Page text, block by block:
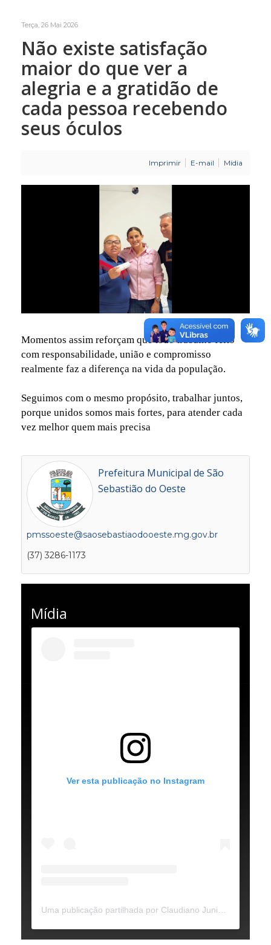
Terça, 26 Mai 2026
Não existe satisfação
maior do que ver a
alegria e a gratidão de
cada pessoa recebendo
seus óculos
Imprimir E-mail Mídia
Momentos assim reforçam que todo trabalho feito
com responsabilidade, união e compromisso
realmente faz a diferença na vida da população.
Seguimos com o mesmo propósito, trabalhar juntos,
porque unidos somos mais fortes, para atender cada
vez melhor quem mais precisa
Prefeitura Municipal de São
Sebastião do Oeste
pmssoeste@saosebastiaodooeste.mg.gov.br
(37) 3286-1173
Mídia
Ver esta publicação no Instagram